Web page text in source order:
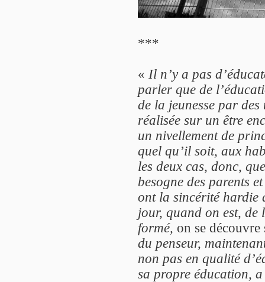
***
« Il n’y a pas
parler que de
de la jeunesse par
réalisée sur un être
un nivellement de
quel qu’il soit, aux
les deux cas, donc,
besogne des parents
ont la sincérité hardie
jour, quand on est, de
formé, on se
du penseur,
non pas en qualité
sa propre éducation, a